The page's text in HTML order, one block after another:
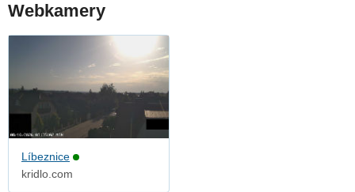
Webkamery
Líbeznice
kridlo.com